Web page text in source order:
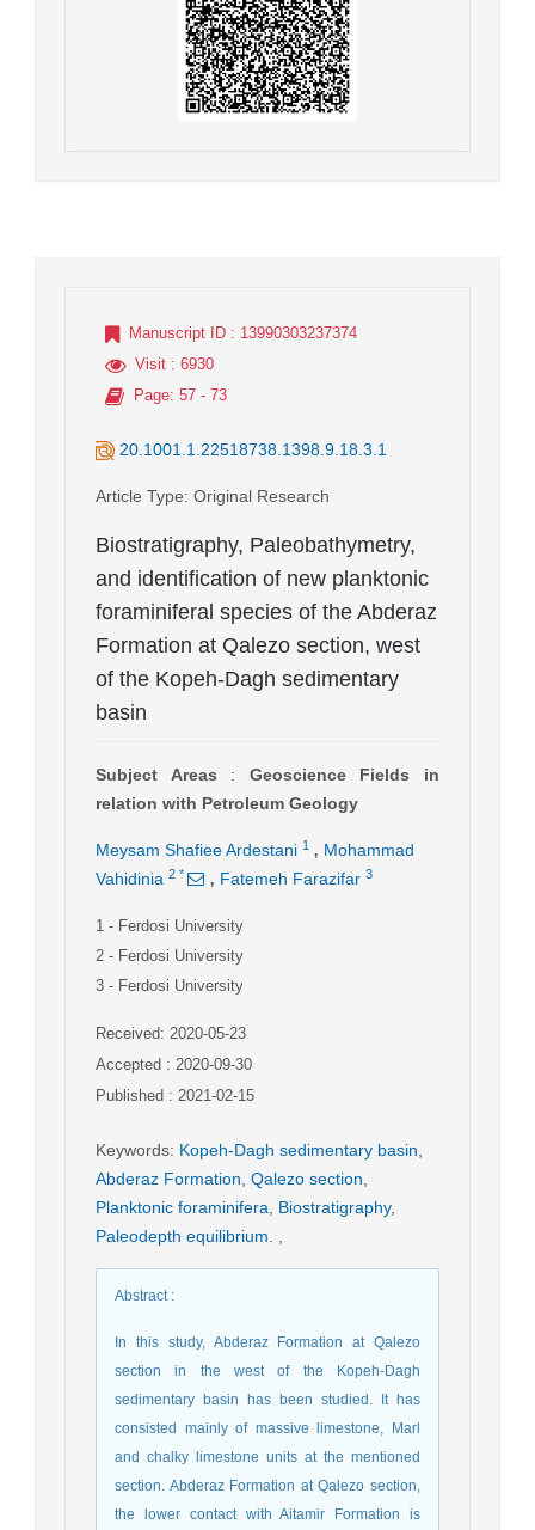
Manuscript ID : 13990303237374
Visit : 6930
Page: 57 - 73
20.1001.1.22518738.1398.9.18.3.1
Article Type: Original Research
Biostratigraphy, Paleobathymetry,
and identification of new planktonic
foraminiferal species of the Abderaz
Formation at Qalezo section, west
of the Kopeh-Dagh sedimentary
basin
Subject Areas : Geoscience Fields in
relation with Petroleum Geology
Meysam Shafiee Ardestani 1 , Mohammad
Vahidinia 2 * , Fatemeh Farazifar 3
1 - Ferdosi University
2 - Ferdosi University
3 - Ferdosi University
Received: 2020-05-23
Accepted : 2020-09-30
Published : 2021-02-15
Keywords: Kopeh-Dagh sedimentary basin
Abderaz Formation Qalezo section
Planktonic foraminifera
Biostratigraphy,
Paleodepth equilibrium.
Abstract:
In this study, Abderaz Formation at Qalezo
section in the west of the Kopeh-Dagh
sedimentary basin has been studied. It has
consisted mainly of massive limestone, Marl
and chalky limestone units at the mentioned
section. Abderaz Formation at Qalezo section,
the lower contact with Aitamir Formation is